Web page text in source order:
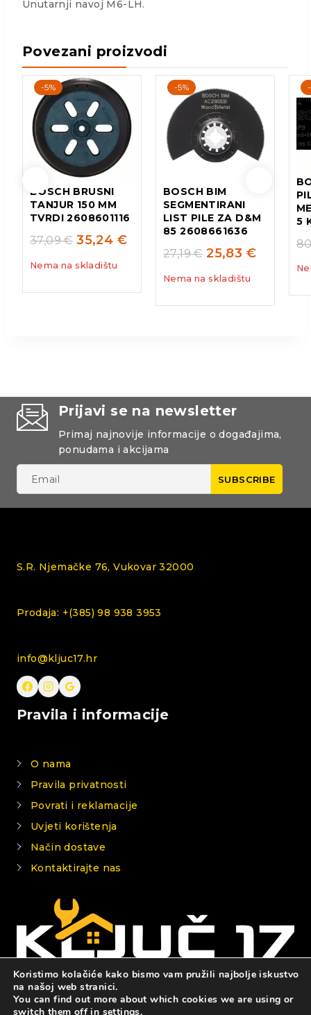
Unutarnji navoj M6-LH.
Povezani proizvodi
-5%
BOSCH BRUSNI
TANJUR 150 MM
TVRDI 2608601116
37,09€ 35,24 €
Nema na skladištu
-5%
BOSCH BIM
SEGMENTIRANI
LIST PILE ZA D&M
85 2608661636
27,19€ 25,83 €
Nema na skladištu
5
Prijavi se na newsletter
Primaj najnovije informacije o događajima,
ponudama i akcijama
S.R. Njemačke 76, Vukovar 32000
Prodaja: +(385) 98 938 3953
info@kljuc17.hr
Pravila i informacije
O nama
Pravila privatnosti
Povrati i reklamacije
Uvjeti korištenja
Način dostave
Kontaktirajte nas
© 2026 KLJUČ 17
Koristimo kolačiće kako bismo vam pružili najbolje iskustvo
na našoj web stranici.
You can find out more about which cookies we are using or
switch them off in settings.